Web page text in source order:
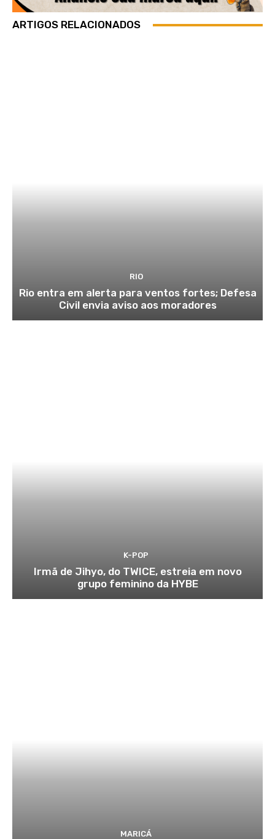
ARTIGOS RELACIONADOS
RIO
Rio entra em alerta para ventos fortes; Defesa
Civil envia aviso aos moradores
K-POP
Irmã de Jihyo, do TWICE, estreia em novo
grupo feminino da HYBE
MARICÁ